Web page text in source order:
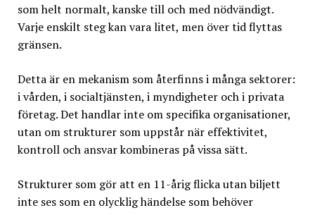
som helt normalt, kanske till och med nödvändigt.
Varje enskilt steg kan vara litet, men över tid flyttas
gränsen.
Detta är en mekanism som återfinns i många sektorer:
i vården, i socialtjänsten, i myndigheter och i privata
företag. Det handlar inte om specifika organisationer,
utan om strukturer som uppstår när effektivitet,
kontroll och ansvar kombineras på vissa sätt.
Strukturer som gör att en 11-årig flicka utan biljett
inte ses som en olycklig händelse som behöver